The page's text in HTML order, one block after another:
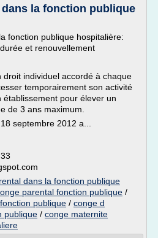
la fonction publique
fonction publique hospitalière:
et renouvellement
individuel accordé à chaque
temporairement son activité
établissement pour élever un
de 3 ans maximum.
septembre 2012 a...
dans la fonction publique
parental fonction publique /
publique / conge d
publique / conge maternite